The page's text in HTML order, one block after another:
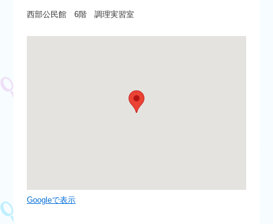
西部公民館 6階 調理実習室
Googleで表示